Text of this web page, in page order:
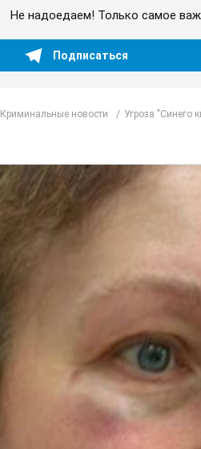
Не надоедаем! Только самое
Подписаться
Криминальные новости Угроза "Синего